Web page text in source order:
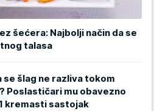
šećera: Najbolji način da se
talasa
se šlag ne razliva tokom
Poslastičari mu obavezno
kremasti sastojak